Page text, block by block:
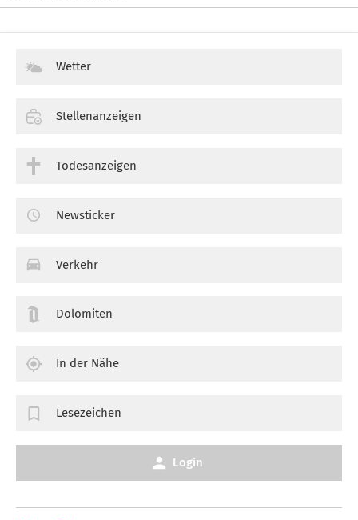
Wetter
Stellenanzeigen
Todesanzeigen
Newsticker
Verkehr
Dolomiten
In der Nähe
Lesezeichen
Login